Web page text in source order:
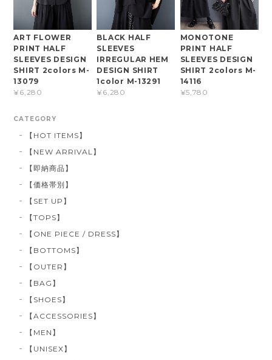
ART FLOWER
PRINT HALF
SLEEVES DESIGN
SHIRT 2colors M-
13079
¥6,280
BLACK HALF
SLEEVES
IRREGULAR HEM
DESIGN SHIRT
1color M-13291
¥6,280
MONOTONE
PRINT HALF
SLEEVES DESIGN
SHIRT 2colors M-
14116
¥5,780
CATEGORY
【HOT ITEMS】
【NEW ARRIVAL】
【即納商品】
【価格帯別】
【SET UP】
【TOPS】
【ONE PIECE / DRESS】
【BOTTOMS】
【OUTER】
【BAG】
【SHOES】
【ACCESSORIES】
【MEN】
【UNISEX】